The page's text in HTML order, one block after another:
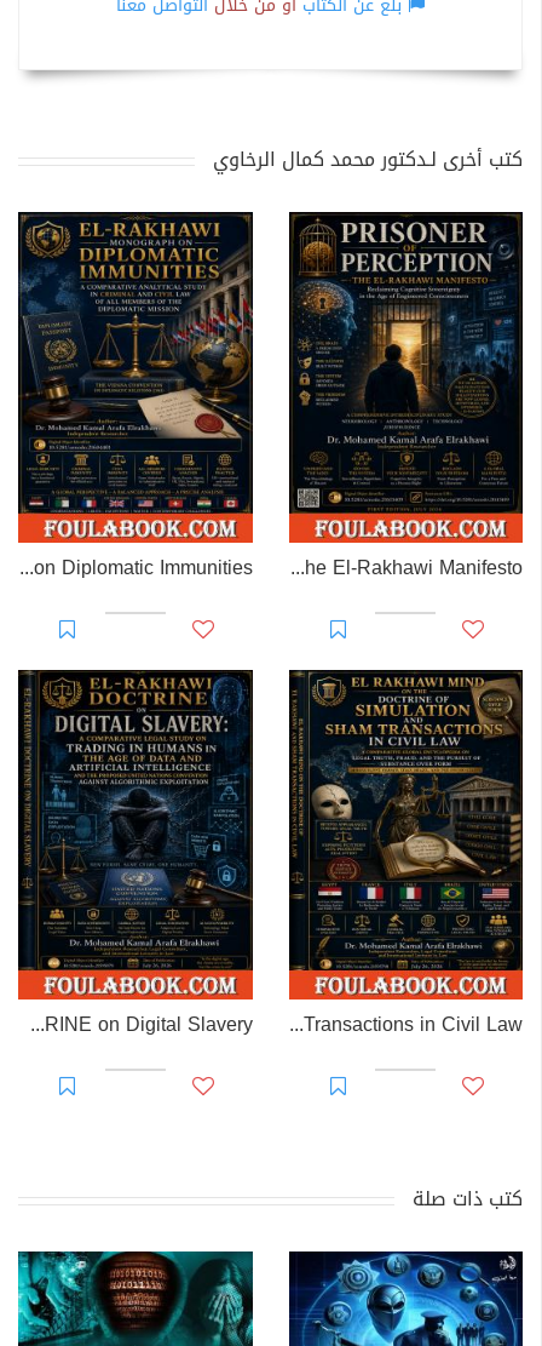
كتب أخرى لـدكتور محمد كمال الرخاوي
Prisoner of Perception: The El-Rakhawi Manifesto
EL-RAKHAWI MONOGRAPH on Diplomatic Immunities
EL RAKHAWI MIND on the Doctrine of Simulation and Sham Transactions in Civil Law
EL-RAKHAWI DOCTRINE on Digital Slavery
كتب ذات صلة